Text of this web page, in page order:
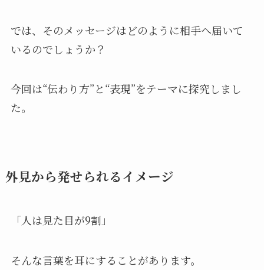
では、そのメッセージはどのように相手へ届いて
いるのでしょうか？
今回は“伝わり方”と“表現”をテーマに探究しまし
た。
外見から発せられるイメージ
「人は見た目が9割」
そんな言葉を耳にすることがあります。